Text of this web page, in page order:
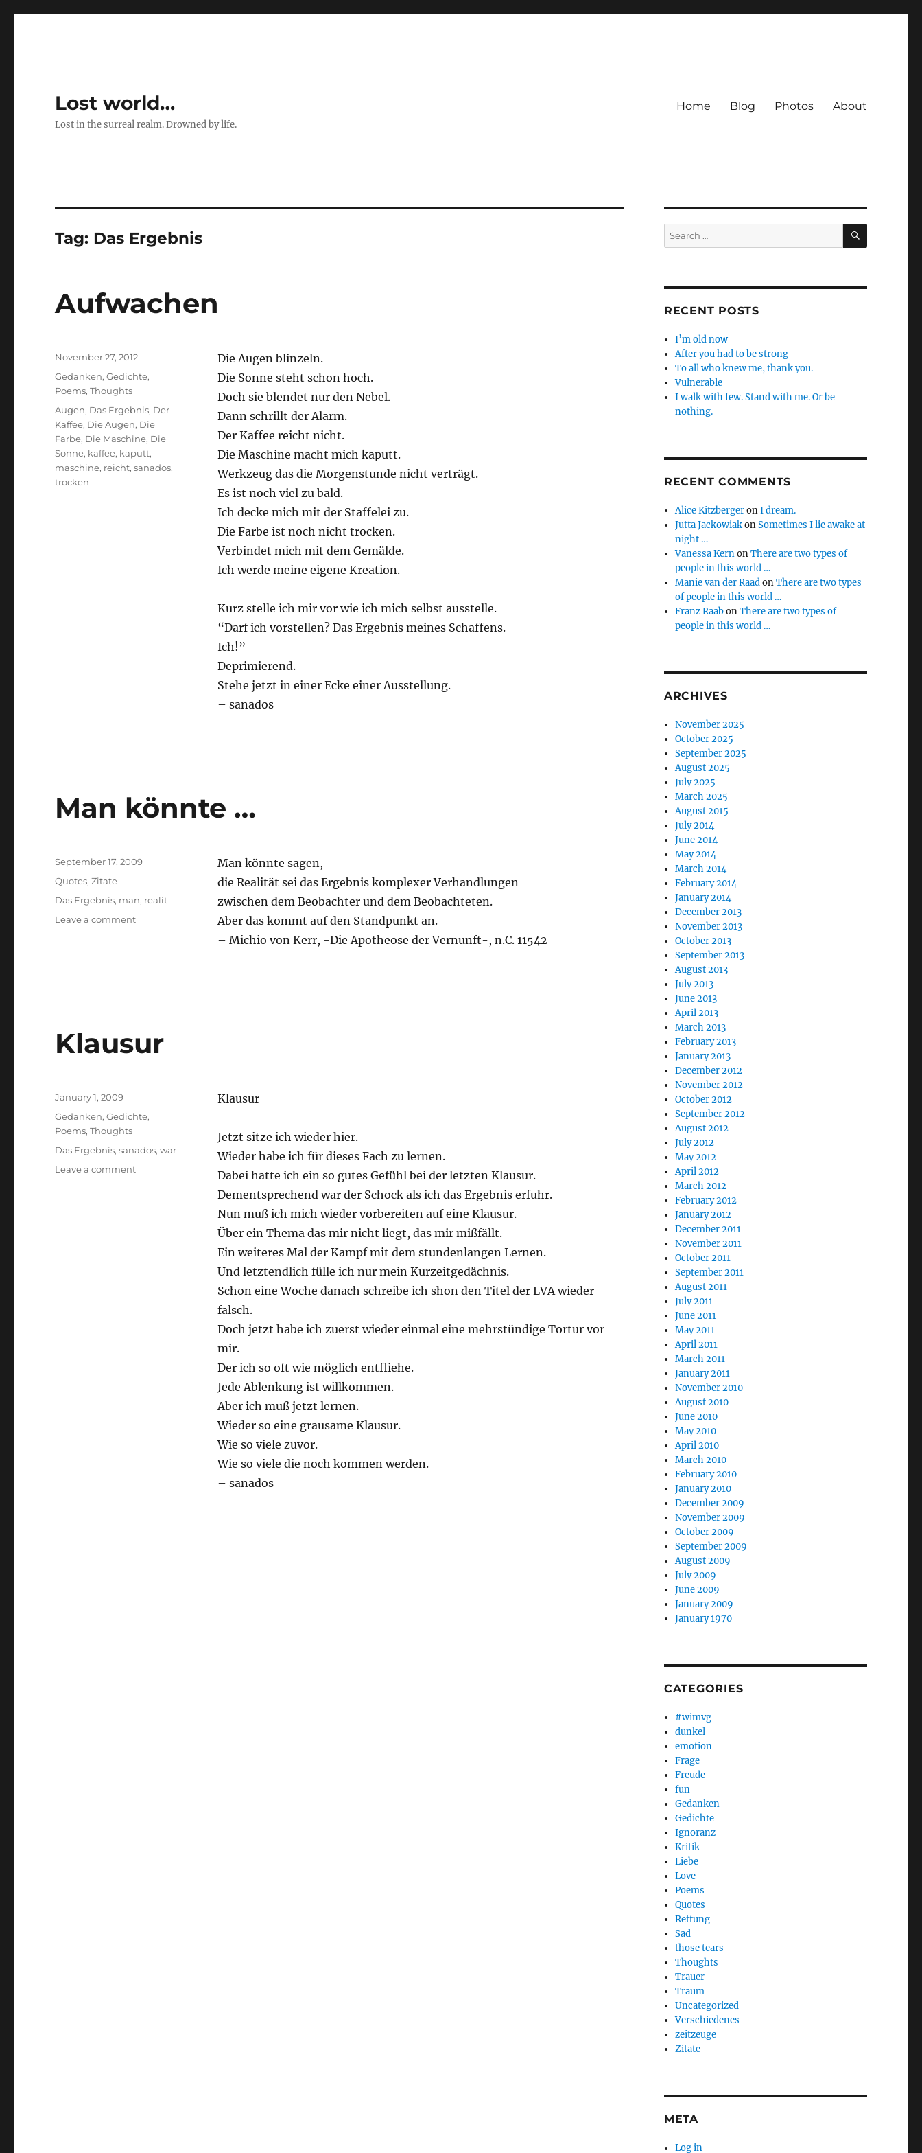
Lost world…
Lost in the surreal realm. Drowned by life.
Home Blog Photos About
Tag: Das Ergebnis
Aufwachen
Die Augen blinzeln.
Die Sonne steht schon hoch.
Doch sie blendet nur den Nebel.
Dann schrillt der Alarm.
Der Kaffee reicht nicht.
Die Maschine macht mich kaputt.
Werkzeug das die Morgenstunde nicht verträgt.
Es ist noch viel zu bald.
Ich decke mich mit der Staffelei zu.
Die Farbe ist noch nicht trocken.
Verbindet mich mit dem Gemälde.
Ich werde meine eigene Kreation.
Kurz stelle ich mir vor wie ich mich selbst ausstelle.
“Darf ich vorstellen? Das Ergebnis meines Schaffens.
Ich!”
Deprimierend.
Stehe jetzt in einer Ecke einer Ausstellung.
– sanados
Posted
November 27, 2012
Categories
Gedanken,Gedichte,
Poems,Thoughts
Tags
Augen, Das Ergebnis, Der
Kaffee, Die Augen, Die
Farbe, Die Maschine, Die
Sonne, kaffee, kaputt,
maschine, reicht,sanados,
trocken
Man könnte …
Man könnte sagen,
die Realität sei das Ergebnis komplexer Verhandlungen
zwischen dem Beobachter und dem Beobachteten.
Aber das kommt auf den Standpunkt an.
– Michio von Kerr, -Die Apotheose der Vernunft-, n.C. 11542
Posted
September 17, 2009
Categories
Quotes,Zitate
Tags
Das Ergebnis, man, realit
Leave a commenton
Klausur
Klausur
Jetzt sitze ich wieder hier.
Wieder habe ich für dieses Fach zu lernen.
Dabei hatte ich ein so gutes Gefühl bei der letzten Klausur.
Dementsprechend war der Schock als ich das Ergebnis erfuhr.
Nun muß ich mich wieder vorbereiten auf eine Klausur.
Über ein Thema das mir nicht liegt, das mir mißfällt.
Ein weiteres Mal der Kampf mit dem stundenlangen Lernen.
Und letztendlich fülle ich nur mein Kurzeitgedächnis.
Schon eine Woche danach schreibe ich shon den Titel der LVA wieder
falsch.
Doch jetzt habe ich zuerst wieder einmal eine mehrstündige Tortur vor
mir.
Der ich so oft wie möglich entfliehe.
Jede Ablenkung ist willkommen.
Aber ich muß jetzt lernen.
Wieder so eine grausame Klausur.
Wie so viele zuvor.
Wie so viele die noch kommen werden.
– sanados
Posted
January 1, 2009
Categories
Gedanken,Gedichte,
Poems,Thoughts
Tags
Das Ergebnis,sanados,war
Leave a commenton
Search
for:
SEARCH
RECENT POSTS
I’m old now
After you had to be strong
To all who knew me, thank you.
Vulnerable
I walk with few. Stand with me. Or be
nothing.
RECENT COMMENTS
Alice KitzbergeronI dream.
Jutta JackowiakonSometimes I lie awake at
night …
Vanessa KernonThere are two types of
people in this world …
Manie van der RaadonThere are two types
of people in this world …
Franz RaabonThere are two types of
people in this world …
ARCHIVES
November 2025
October 2025
September 2025
August 2025
July 2025
March 2025
August 2015
July 2014
June 2014
May 2014
March 2014
February 2014
January 2014
December 2013
November 2013
October 2013
September 2013
August 2013
July 2013
June 2013
April 2013
March 2013
February 2013
January 2013
December 2012
November 2012
October 2012
September 2012
August 2012
July 2012
May 2012
April 2012
March 2012
February 2012
January 2012
December 2011
November 2011
October 2011
September 2011
August 2011
July 2011
June 2011
May 2011
April 2011
March 2011
January 2011
November 2010
August 2010
June 2010
May 2010
April 2010
March 2010
February 2010
January 2010
December 2009
November 2009
October 2009
September 2009
August 2009
July 2009
June 2009
January 2009
January 1970
CATEGORIES
#wimvg
dunkel
emotion
Frage
Freude
fun
Gedanken
Gedichte
Ignoranz
Kritik
Liebe
Love
Poems
Quotes
Rettung
Sad
those tears
Thoughts
Trauer
Traum
Uncategorized
Verschiedenes
zeitzeuge
Zitate
META
Log in